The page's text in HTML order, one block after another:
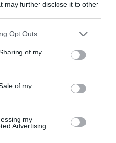
may further disclose it to other
Opt Outs
of my
of my
my
Advertising.
care să-i penalizeze
în paragină şi să
la imaginea de ruină
umbresc imaginea de
secţii de vot în Italia,